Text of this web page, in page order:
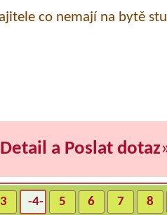
co nemají na bytě
Detail a Poslat dotaz
3 -4- 5 6 7
8